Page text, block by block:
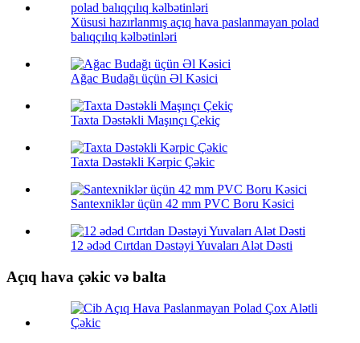
Xüsusi hazırlanmış açıq hava paslanmayan polad
balıqçılıq kəlbətinləri
Ağac Budağı üçün Əl Kəsici
Taxta Dəstəkli Maşınçı Çekiç
Taxta Dəstəkli Kərpic Çəkic
Santexniklər üçün 42 mm PVC Boru Kəsici
12 ədəd Cırtdan Dəstəyi Yuvaları Alət Dəsti
Açıq hava çəkic və balta